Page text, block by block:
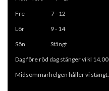
Fre 7 - 12
Lör 9 - 14
Sön Stängt
Dag före röd dag stänger vi kl 14.00
Midsommarhelgen håller vi stängt.